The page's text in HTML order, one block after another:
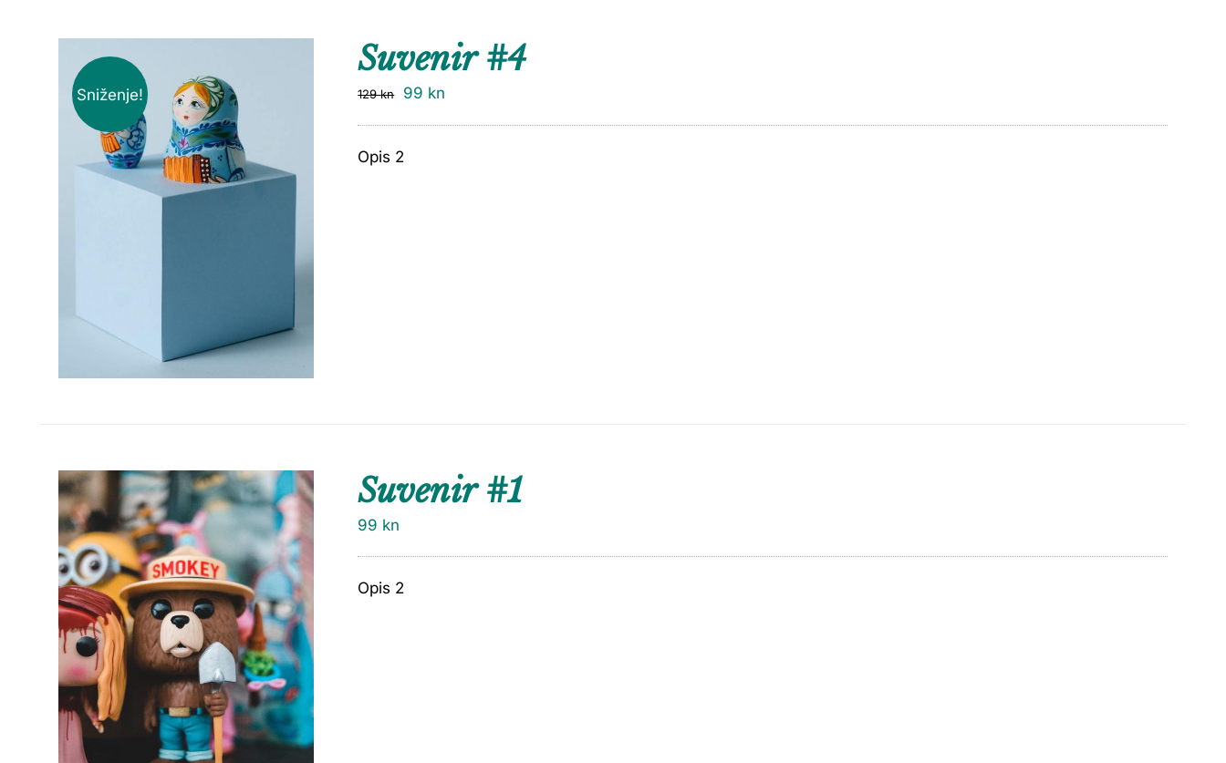
Sniženje!
Suvenir #4
129kn 99 kn
Opis 2
Suvenir #1
99 kn
Opis 2